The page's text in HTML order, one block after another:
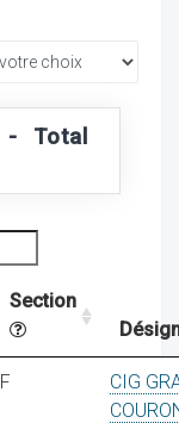
- Total
Section
F
CIG